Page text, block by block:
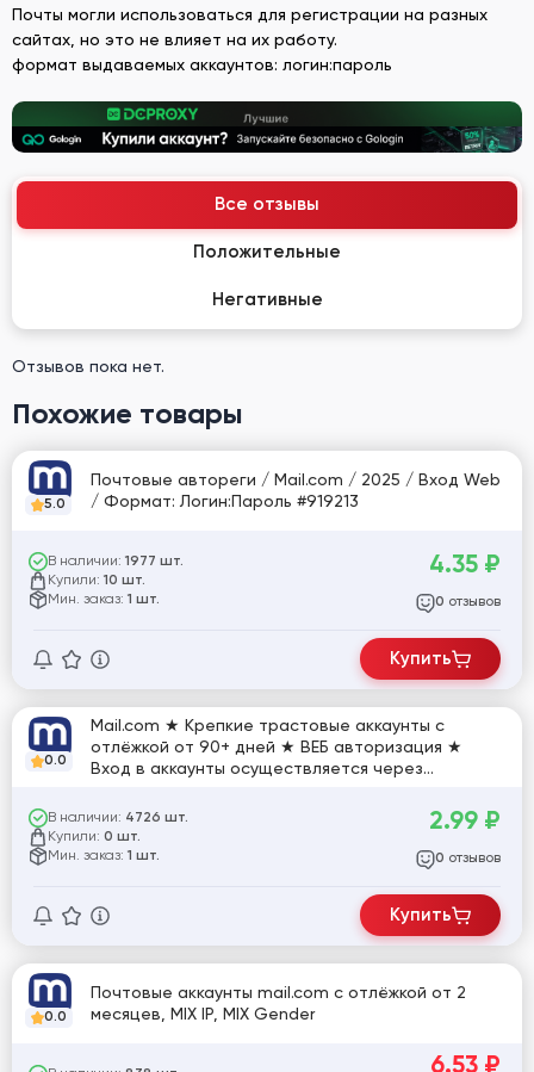
Почты могли использоваться для регистрации на разных
сайтах, но это не влияет на их работу.
формат выдаваемых аккаунтов: логин:пароль
Все отзывы
Положительные
Негативные
Отзывов пока нет.
Похожие товары
5.0
Почтовые автореги / Mail.com / 2025 / Вход Web
/ Формат: Логин:Пароль #919213
В наличии: 1977 шт.
Купили: 10 шт.
Мин. заказ: 1 шт.
4.35 ₽
0 отзывов
Купить
0.0
Mail.com ★ Крепкие трастовые аккаунты с
отлёжкой от 90+ дней ★ ВЕБ авторизация ★
Вход в аккаунты осуществляется через
регистрации в различных сервисах! [835934]
В наличии: 4726 шт.
Купили: 0 шт.
Мин. заказ: 1 шт.
2.99 ₽
0 отзывов
Купить
0.0
Почтовые аккаунты mail.com с отлёжкой от 2
месяцев, MIX IP, MIX Gender
6.53 ₽